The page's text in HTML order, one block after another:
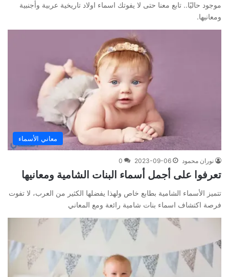
موجود حاليًا.. تابع معنا حتى لا يفوتك اسماء اولاد تاريخية عربية وأجنبية
ومعانيها.
معاني الأسماء
نوران محمود 2023-09-06
0
تعرفوا على أجمل أسماء البنات الشامية ومعانيها
تتميز الأسماء الشامية بطابع خاص ولهذا يفضلها الكثير من العرب، لا تفوت
فرصة اكتشاف اسماء بنات شامية رائعة ومع المعاني